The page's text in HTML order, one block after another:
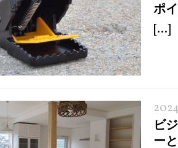
ポ
[...]
ビ
ー